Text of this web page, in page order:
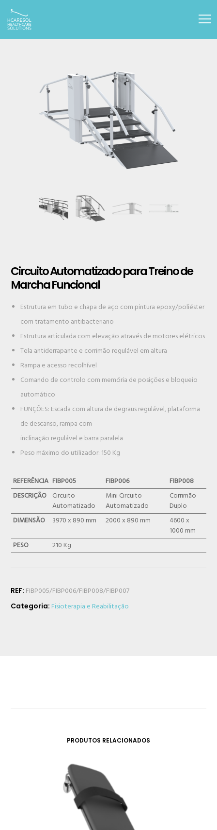
Circuito Automatizado para Treino de
Marcha Funcional
Estrutura em tubo e chapa de aço com pintura epoxy/poliéster
com tratamento antibacteriano
Estrutura articulada com elevação através de motores elétricos
Tela antiderrapante e corrimão regulável em altura
Rampa e acesso recolhível
Comando de controlo com memória de posições e bloqueio
automático
FUNÇÕES: Escada com altura de degraus regulável, plataforma
de descanso, rampa com
inclinação regulável e barra paralela
Peso máximo do utilizador: 150 Kg
REFERÊNCIA FIBP005 FIBP006
FIBP008
DESCRIÇÃO Circuito
Automatizado
Mini Circuito
Automatizado
Corrimão
Duplo
DIMENSÃO
3970 x 890 mm 2000 x 890 mm
4600 x
1000 mm
PESO
210 Kg
REF: FIBP005/FIBP006/FIBP008/FIBP007
Categoria: Fisioterapia e Reabilitação
PRODUTOS RELACIONADOS